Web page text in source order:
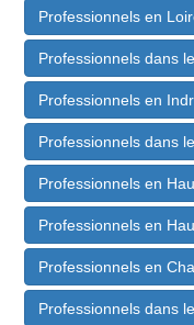
Professionnels en
Professionnels dans
Professionnels en
Professionnels dans
Professionnels en
Professionnels en
Professionnels en
Professionnels dans